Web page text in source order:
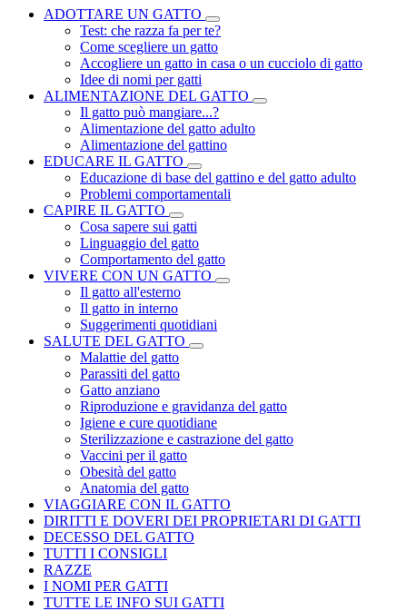
ADOTTARE UN GATTO
Test: che razza fa per te?
Come scegliere un gatto
Accogliere un gatto in casa o un cucciolo di gatto
Idee di nomi per gatti
ALIMENTAZIONE DEL GATTO
Il gatto può mangiare...?
Alimentazione del gatto adulto
Alimentazione del gattino
EDUCARE IL GATTO
Educazione di base del gattino e del gatto adulto
Problemi comportamentali
CAPIRE IL GATTO
Cosa sapere sui gatti
Linguaggio del gatto
Comportamento del gatto
VIVERE CON UN GATTO
Il gatto all'esterno
Il gatto in interno
Suggerimenti quotidiani
SALUTE DEL GATTO
Malattie del gatto
Parassiti del gatto
Gatto anziano
Riproduzione e gravidanza del gatto
Igiene e cure quotidiane
Sterilizzazione e castrazione del gatto
Vaccini per il gatto
Obesità del gatto
Anatomia del gatto
VIAGGIARE CON IL GATTO
DIRITTI E DOVERI DEI PROPRIETARI DI GATTI
DECESSO DEL GATTO
TUTTI I CONSIGLI
RAZZE
I NOMI PER GATTI
TUTTE LE INFO SUI GATTI